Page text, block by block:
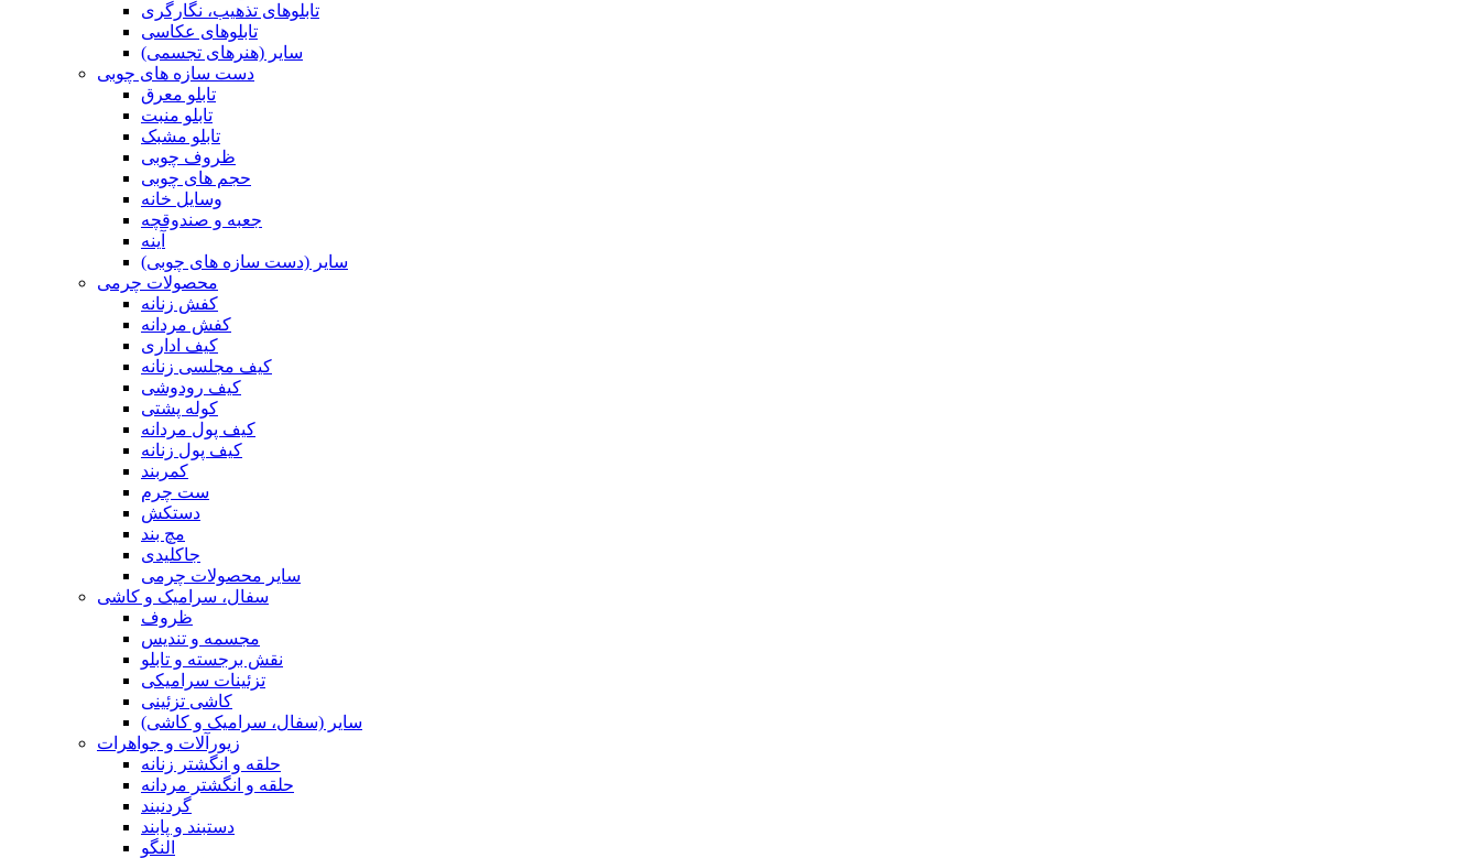
تابلوهای تذهیب، نگارگری
تابلوهای عکاسی
سایر (هنرهای تجسمی)
دست سازه های چوبی
تابلو معرق
تابلو منبت
تابلو مشبک
ظروف چوبی
حجم های چوبی
وسایل خانه
جعبه و صندوقچه
آینه
سایر (دست سازه های چوبی)
محصولات چرمی
کفش زنانه
کفش مردانه
کیف اداری
کیف مجلسی زنانه
کیف رودوشی
کوله پشتی
کیف پول مردانه
کیف پول زنانه
کمربند
ست چرم
دستکش
مچ بند
جاکلیدی
سایر محصولات چرمی
سفال، سرامیک و کاشی
ظروف
مجسمه و تندیس
نقش برجسته و تابلو
تزئینات سرامیکی
کاشی تزئینی
سایر (سفال، سرامیک و کاشی)
زیورآلات و جواهرات
حلقه و انگشتر زنانه
حلقه و انگشتر مردانه
گردنبند
دستبند و پابند
النگو